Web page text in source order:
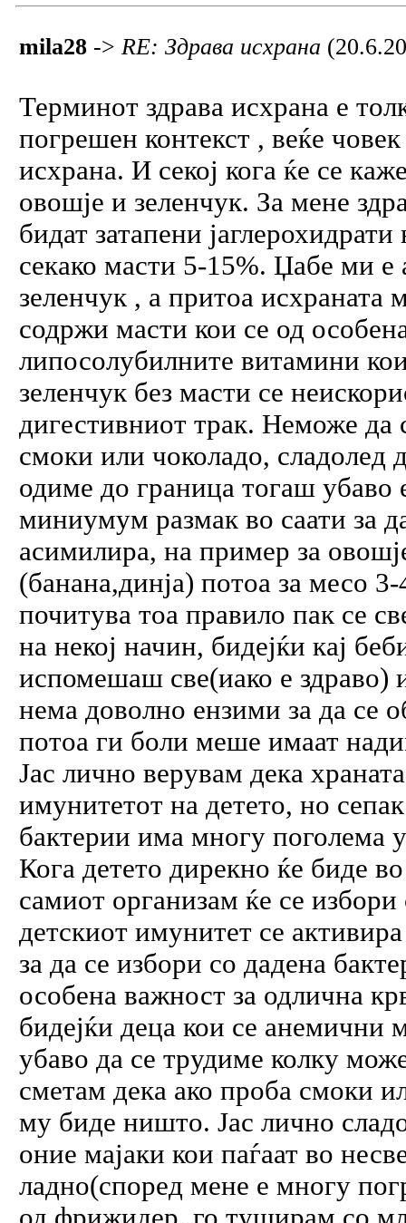
mila28 -> RE: Здрава исхрана
Терминот здрава исхрана е
погрешен контекст , веќе
исхрана. И секој кога ќе се
овошје и зеленчук. За мене
бидат затапени
секако масти 5-15%. Џабе ми
зеленчук , а притоа
содржи масти кои се од
липосолубилните витамини
зеленчук без масти се
дигестивниот трак. Неможе да
смоки или чоколадо, сладолед
одиме до граница тогаш убаво
миниумум размак во саати за
асимилира, на пример за
(банана,динја) потоа за месо
почитува тоа правило пак се
на некој начин, бидејќи кај
испомешаш све(иако е здраво)
нема доволно ензими за да се
потоа ги боли меше имаат
Јас лично верувам дека
имунитетот на детето, но
бактерии има многу поголема
Кога детето дирекно ќе биде
самиот организам ќе се
детскиот имунитет се
за да се избори со дадена
особена важност за одлична
бидејќи деца кои се анемични
убаво да се трудиме колку
сметам дека ако проба смоки
му биде ништо. Јас лично
оние мајаки кои паѓаат во
ладно(според мене е многу